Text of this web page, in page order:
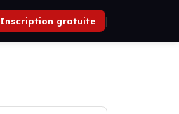
Inscription gratuite |